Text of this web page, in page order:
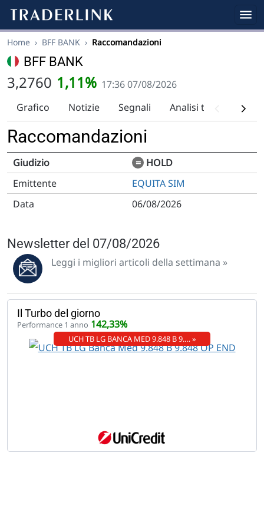
Home › BFF BANK › Raccomandazioni
BFF BANK
3,2760 1,11% 17:36 07/08/2026
Grafico
Notizie Segnali Analisi tecnica
Raccomandazioni
= HOLD
EQUITA SIM
06/08/2026
Newsletter del 07/08/2026
Leggi i migliori articoli della settimana »
Il Turbo del giorno
Performance 1 anno 142,33%
UCH TB LG BANCA MED 9.848 B 9.… »